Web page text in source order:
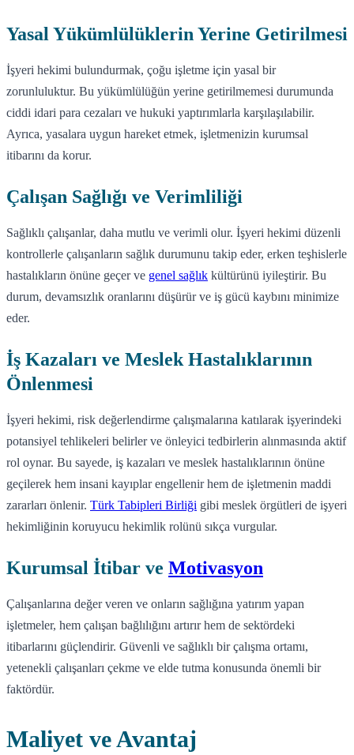
Yasal Yükümlülüklerin Yerine Getirilmesi
İşyeri hekimi bulundurmak, çoğu işletme için yasal bir
zorunluluktur. Bu yükümlülüğün yerine getirilmemesi durumunda
ciddi idari para cezaları ve hukuki yaptırımlarla karşılaşılabilir.
Ayrıca, yasalara uygun hareket etmek, işletmenizin kurumsal
itibarını da korur.
Çalışan Sağlığı ve Verimliliği
Sağlıklı çalışanlar, daha mutlu ve verimli olur. İşyeri hekimi düzenli
kontrollerle çalışanların sağlık durumunu takip eder, erken teşhislerle
hastalıkların önüne geçer ve genel sağlık kültürünü iyileştirir. Bu
durum, devamsızlık oranlarını düşürür ve iş gücü kaybını minimize
eder.
İş Kazaları ve Meslek Hastalıklarının
Önlenmesi
İşyeri hekimi, risk değerlendirme çalışmalarına katılarak işyerindeki
potansiyel tehlikeleri belirler ve önleyici tedbirlerin alınmasında aktif
rol oynar. Bu sayede, iş kazaları ve meslek hastalıklarının önüne
geçilerek hem insani kayıplar engellenir hem de işletmenin maddi
zararları önlenir. Türk Tabipleri Birliği gibi meslek örgütleri de işyeri
hekimliğinin koruyucu hekimlik rolünü sıkça vurgular.
Kurumsal İtibar ve Motivasyon
Çalışanlarına değer veren ve onların sağlığına yatırım yapan
işletmeler, hem çalışan bağlılığını artırır hem de sektördeki
itibarlarını güçlendirir. Güvenli ve sağlıklı bir çalışma ortamı,
yetenekli çalışanları çekme ve elde tutma konusunda önemli bir
faktördür.
Maliyet ve Avantaj